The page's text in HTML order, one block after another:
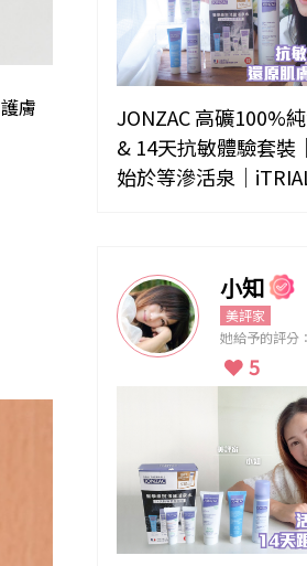
膚
JONZAC 高礦100%
& 14天抗敏體驗套裝
始於等滲活泉｜
小知
美評家
她給予的評分：
5